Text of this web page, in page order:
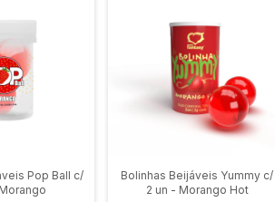
Pop Ball c/
Bolinhas Beijáveis Yummy c/
2 un - Morango Hot